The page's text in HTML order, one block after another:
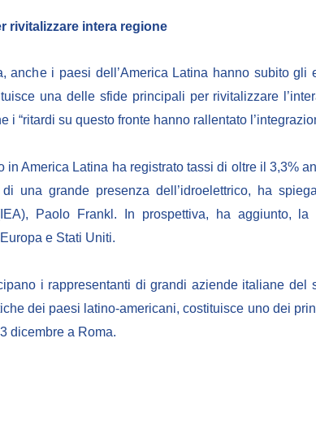
rivitalizzare intera regione
anche i paesi dell’America Latina hanno subito
una delle sfide principali per rivitalizzare
i “ritardi su questo fronte hanno rallentato
in America Latina ha registrato tassi di oltre il 3,3%
una grande presenza dell’idroelettrico, ha
(IEA), Paolo Frankl. In prospettiva, ha aggiunto,
e Stati Uniti.
i rappresentanti di grandi aziende italiane
dei paesi latino-americani, costituisce uno dei
dicembre a Roma.